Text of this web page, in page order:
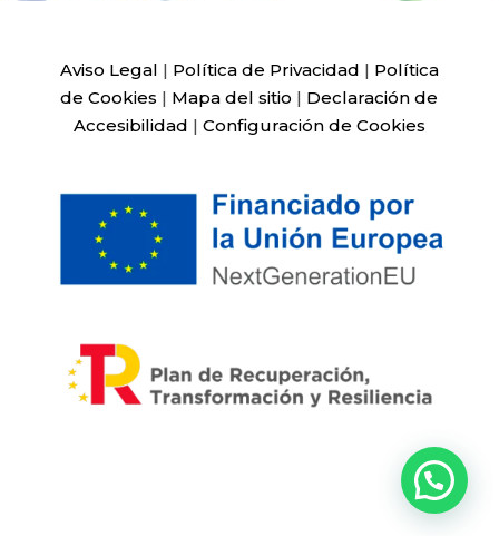
Aviso Legal | Política de Privacidad | Política
de Cookies | Mapa del sitio | Declaración de
Accesibilidad | Configuración de Cookies